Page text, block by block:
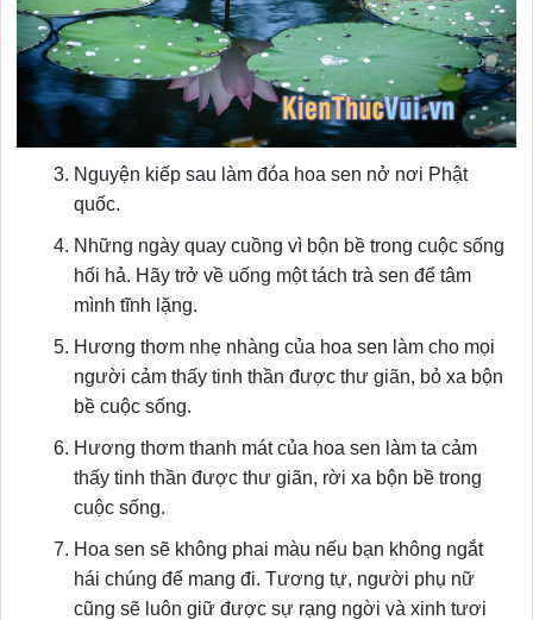
Nguyện kiếp sau làm đóa hoa sen nở nơi Phật
quốc.
Những ngày quay cuồng vì bộn bề trong cuộc sống
hối hả. Hãy trở về uống một tách trà sen để tâm
mình tĩnh lặng.
Hương thơm nhẹ nhàng của hoa sen làm cho mọi
người cảm thấy tinh thần được thư giãn, bỏ xa bộn
bề cuộc sống.
Hương thơm thanh mát của hoa sen làm ta cảm
thấy tinh thần được thư giãn, rời xa bộn bề trong
cuộc sống.
Hoa sen sẽ không phai màu nếu bạn không ngắt
hái chúng để mang đi. Tương tự, người phụ nữ
cũng sẽ luôn giữ được sự rạng ngời và xinh tươi